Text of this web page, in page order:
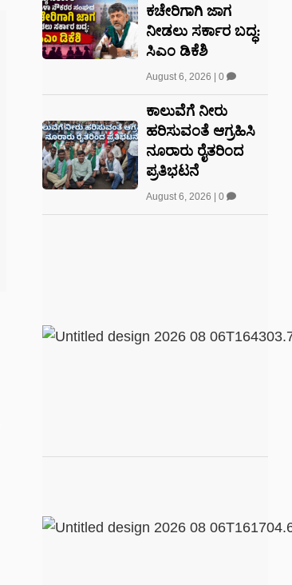
ಕಚೇರಿಗಾಗಿ ಜಾಗ
ನೀಡಲು ಸರ್ಕಾರ ಬದ್ಧ:
ಸಿಎಂ ಡಿಕೆಶಿ
August 6, 2026 0
ಕಾಲುವೆಗೆ ನೀರು
ಹರಿಸುವಂತೆ ಆಗ್ರಹಿಸಿ
ನೂರಾರು ರೈತರಿಂದ
ಪ್ರತಿಭಟನೆ
August 6, 2026 0